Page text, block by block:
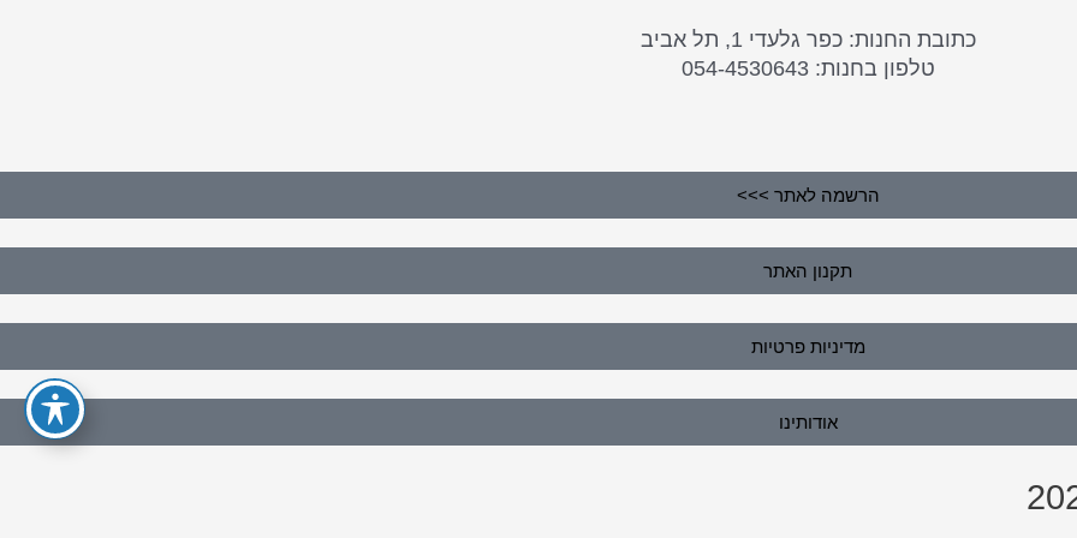
כתובת החנות: כפר גלעדי 1, תל אביב
טלפון בחנות: 054-4530643
הרשמה לאתר >>>
תקנון האתר
מדיניות פרטיות
אודותינו